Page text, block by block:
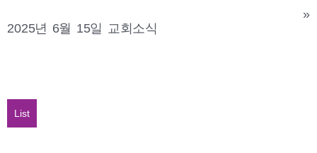
2025년 6월 15일 교회소식
»
List